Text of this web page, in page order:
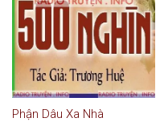
Phận Dâu Xa Nhà